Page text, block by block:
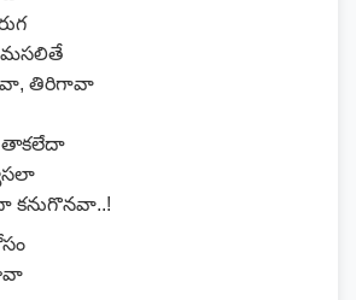
మసలితే
తిరిగావా
తాకలేదా
కనుగొనవా..!